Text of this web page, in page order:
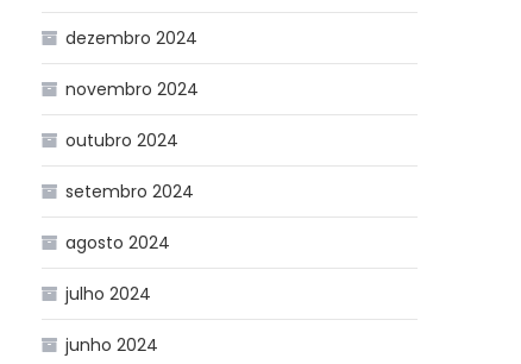
dezembro 2024
novembro 2024
outubro 2024
setembro 2024
agosto 2024
julho 2024
junho 2024